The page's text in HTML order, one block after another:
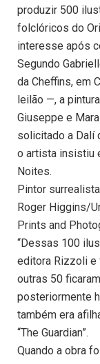
produzir 500
folclóricos do
interesse após
Segundo
da Cheffins, em
leilão —, a
Giuseppe e
solicitado a Dalí
o artista insistiu
Noites.
Pintor
Roger Higgins/
Prints and
“Dessas 100
editora Rizzoli e
outras 50
posteriormente
também era
“The Guardian”.
Quando a obra